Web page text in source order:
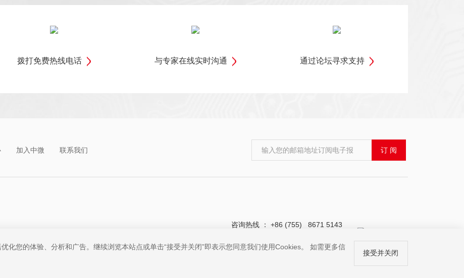
拨打免费热线电话 与专家在线实时沟通 通过论坛寻求支持
加入中微 联系我们 输入您的邮箱地址订阅电子报 订 阅
咨询热线 ： +86 (755) 8671 5143
司 版权所有
化您的体验、分析和广告。继续浏览本站点或单击“接受并关闭”即表示您同意我们使用Cookies。 如需更多信
接受并关闭